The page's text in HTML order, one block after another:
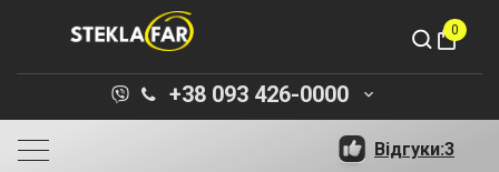
shopping_bag
0
+38 093 426-0000 keyboard_arrow_down
Відгуки:3